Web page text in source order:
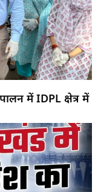
में IDPL क्षेत्र में